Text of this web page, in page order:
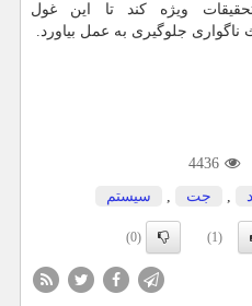
ویژه كند تا این غول
ناگواری جلوگیری به عمل بیاورد.
4436
جت سیستم
(1)
(0)